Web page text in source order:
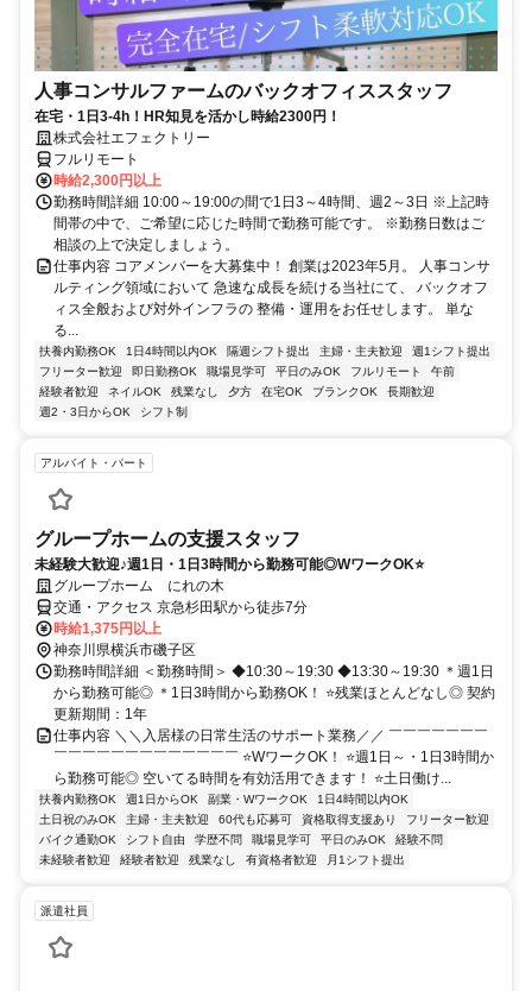
人事コンサルファームのバックオフィススタッフ
在宅・1日3-4h！HR知見を活かし時給2300円！
株式会社エフェクトリー
フルリモート
時給2,300円以上
勤務時間詳細 10:00～19:00の間で1日3～4時間、週2～3日 ※上記時
間帯の中で、ご希望に応じた時間で勤務可能です。 ※勤務日数はご
相談の上で決定しましょう。
仕事内容 コアメンバーを大募集中！ 創業は2023年5月。 人事コンサ
ルティング領域において 急速な成長を続ける当社にて、 バックオフ
ィス全般および対外インフラの 整備・運用をお任せします。 単な
る...
扶養内勤務OK 1日4時間以内OK 隔週シフト提出 主婦・主夫歓迎
週1シフト提出
フリーター歓迎
即日勤務OK 職場見学可 平日のみOK フルリモート
午前
経験者歓迎
ネイルOK 残業なし 夕方 在宅OK ブランクOK
長期歓迎
週2・3日からOK
シフト制
アルバイト・パート
グループホームの支援スタッフ
未経験大歓迎♪週1日・1日3時間から勤務可能◎WワークOK⭐
グループホーム にれの木
交通・アクセス 京急杉田駅から徒歩7分
時給1,375円以上
神奈川県横浜市磯子区
勤務時間詳細 ＜勤務時間＞ ◆10:30～19:30 ◆13:30～19:30 ＊週1日
から勤務可能◎ ＊1日3時間から勤務OK！ ⭐残業ほとんどなし◎ 契約
更新期間：1年
仕事内容 ＼＼入居様の日常生活のサポート業務／／ ￣￣￣￣￣￣￣
￣￣￣￣￣￣￣￣￣￣￣￣￣ ⭐WワークOK！ ⭐週1日～・1日3時間か
ら勤務可能◎ 空いてる時間を有効活用できます！ ⭐土日働け...
扶養内勤務OK 週1日からOK 副業・WワークOK
1日4時間以内OK
土日祝のみOK
主婦・主夫歓迎 60代も応募可 資格取得支援あり
フリーター歓迎
バイク通勤OK
シフト自由 学歴不問 職場見学可 平日のみOK
経験不問
未経験者歓迎
経験者歓迎 残業なし 有資格者歓迎 月1シフト提出
派遣社員